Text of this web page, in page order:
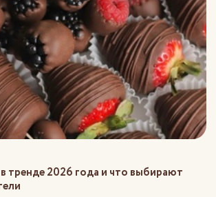
тренде 2026 года и что выбирают